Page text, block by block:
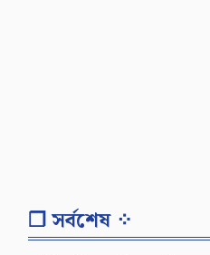
❐ সর্বশেষ ⁘